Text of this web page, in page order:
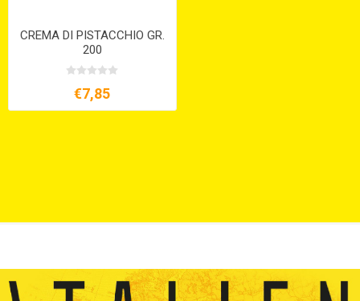
CREMA DI PISTACCHIO GR.
200
€7,85